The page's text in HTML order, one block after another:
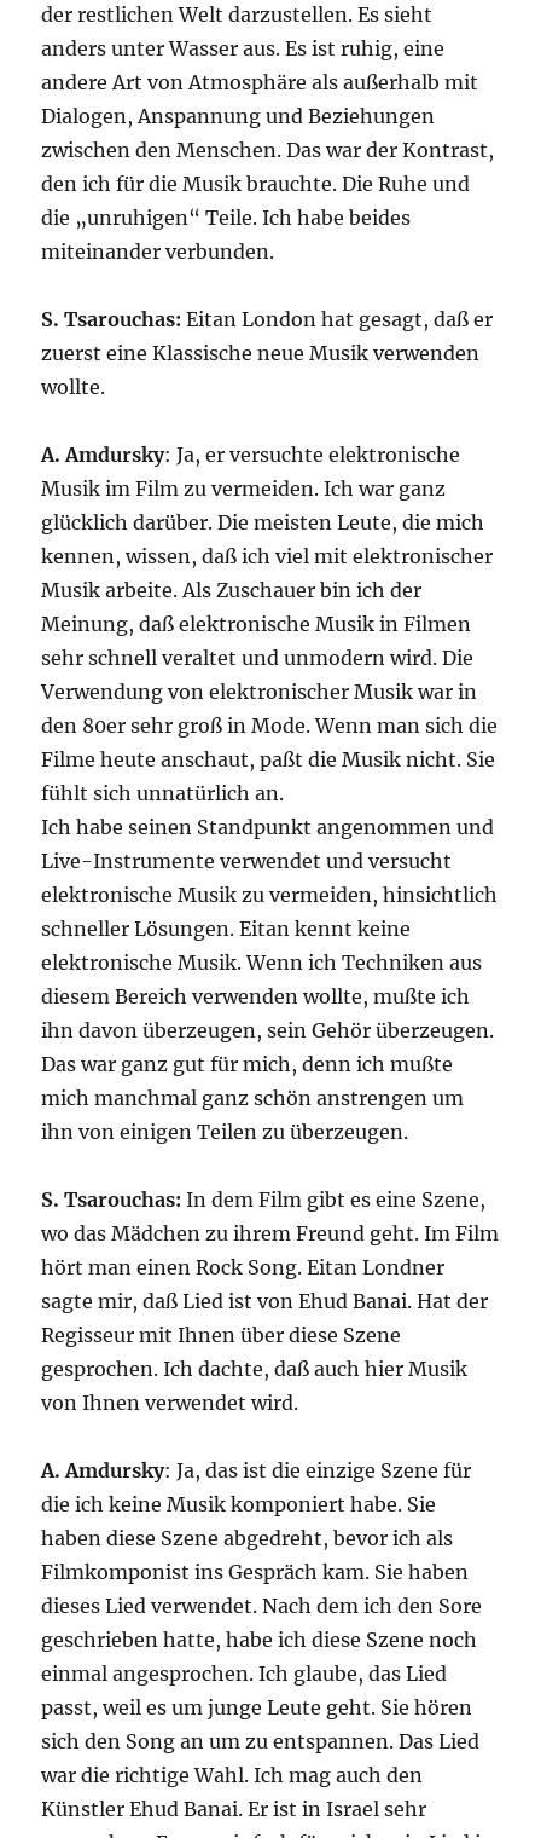
der restlichen Welt darzustellen. Es sieht
anders unter Wasser aus. Es ist ruhig, eine
andere Art von Atmosphäre als außerhalb mit
Dialogen, Anspannung und Beziehungen
zwischen den Menschen. Das war der Kontrast,
den ich für die Musik brauchte. Die Ruhe und
die „unruhigen“ Teile. Ich habe beides
miteinander verbunden.
S. Tsarouchas: Eitan London hat gesagt, daß er
zuerst eine Klassische neue Musik verwenden
wollte.
A. Amdursky: Ja, er versuchte elektronische
Musik im Film zu vermeiden. Ich war ganz
glücklich darüber. Die meisten Leute, die mich
kennen, wissen, daß ich viel mit elektronischer
Musik arbeite. Als Zuschauer bin ich der
Meinung, daß elektronische Musik in Filmen
sehr schnell veraltet und unmodern wird. Die
Verwendung von elektronischer Musik war in
den 80er sehr groß in Mode. Wenn man sich die
Filme heute anschaut, paßt die Musik nicht. Sie
fühlt sich unnatürlich an.
Ich habe seinen Standpunkt angenommen und
Live-Instrumente verwendet und versucht
elektronische Musik zu vermeiden, hinsichtlich
schneller Lösungen. Eitan kennt keine
elektronische Musik. Wenn ich Techniken aus
diesem Bereich verwenden wollte, mußte ich
ihn davon überzeugen, sein Gehör überzeugen.
Das war ganz gut für mich, denn ich mußte
mich manchmal ganz schön anstrengen um
ihn von einigen Teilen zu überzeugen.
S. Tsarouchas: In dem Film gibt es eine Szene,
wo das Mädchen zu ihrem Freund geht. Im Film
hört man einen Rock Song. Eitan Londner
sagte mir, daß Lied ist von Ehud Banai. Hat der
Regisseur mit Ihnen über diese Szene
gesprochen. Ich dachte, daß auch hier Musik
von Ihnen verwendet wird.
A. Amdursky: Ja, das ist die einzige Szene für
die ich keine Musik komponiert habe. Sie
haben diese Szene abgedreht, bevor ich als
Filmkomponist ins Gespräch kam. Sie haben
dieses Lied verwendet. Nach dem ich den Sore
geschrieben hatte, habe ich diese Szene noch
einmal angesprochen. Ich glaube, das Lied
passt, weil es um junge Leute geht. Sie hören
sich den Song an um zu entspannen. Das Lied
war die richtige Wahl. Ich mag auch den
Künstler Ehud Banai. Er ist in Israel sehr